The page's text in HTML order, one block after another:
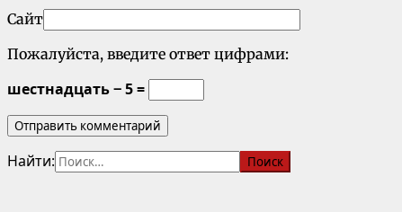
Сайт
Пожалуйста, введите ответ цифрами:
шестнадцать − 5 =
Найти: